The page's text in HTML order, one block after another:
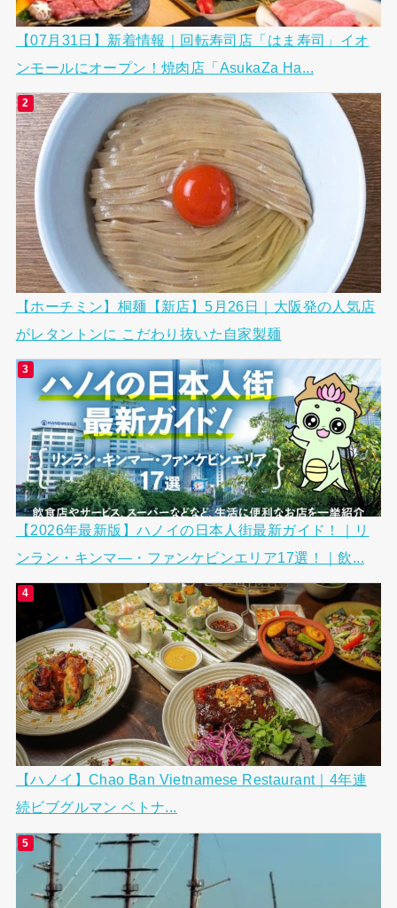
【07月31日】新着情報｜回転寿司店「はま寿司」イオ
ンモールにオープン！焼肉店「AsukaZa Ha...
【ホーチミン】桐麺【新店】5月26日｜大阪発の人気店
がレタントンに こだわり抜いた自家製麺
【2026年最新版】ハノイの日本人街最新ガイド！｜リ
ンラン・キンマ―・ファンケビンエリア17選！｜飲...
【ハノイ】Chao Ban Vietnamese Restaurant｜4年連
続ビブグルマン ベトナ...